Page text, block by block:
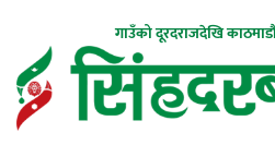
गाउँको दूरदराजदेखि